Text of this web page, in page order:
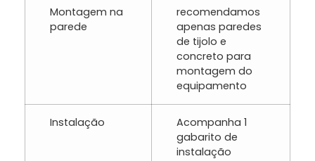
Montagem na
parede
recomendamos
apenas paredes
de tijolo e
concreto para
montagem do
equipamento
Instalação
Acompanha 1
gabarito de
instalação